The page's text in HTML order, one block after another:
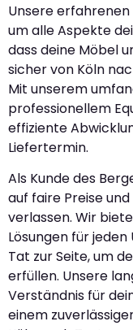
Unsere
um alle Aspekte
dass deine Möbel
sicher von Köln
Mit unserem
professionellem
effiziente
Liefertermin.
Als Kunde des
auf faire Preise
verlassen. Wir
Lösungen für
Tat zur Seite, um
erfüllen. Unsere
Verständnis für
einem